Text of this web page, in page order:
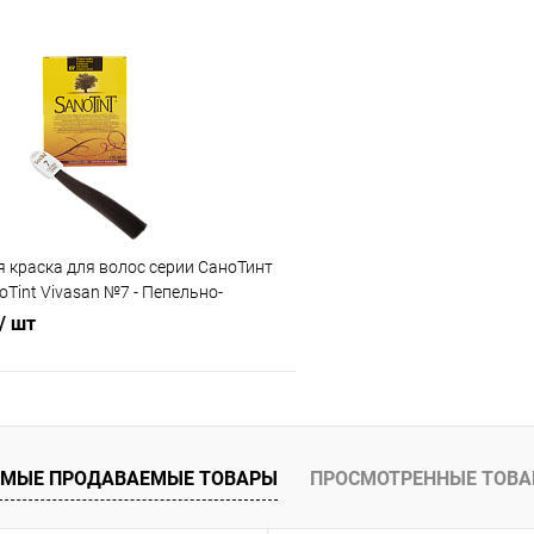
краска для волос серии СаноТинт
Vivasan №7 - Пепельно-
/ шт
Сравнение
ПРОДАВАЕМЫЕ ТОВАРЫ ПРОСМОТРЕННЫЕ